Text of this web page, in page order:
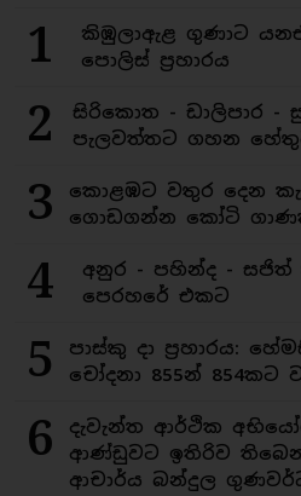
1
කිඹුලාඇළ ගුණාට
පොලිස් ප්‍රහාරය
2
සිරිකොත - ඩාලිපාර -
පැලවත්තට ගහන
3
කොළඹට වතුර දෙන
ගොඩගන්න කෝටි
4
අනුර - පහින්ද -
පෙරහරේ එකට
5
පාස්කු දා ප්‍රහාරය:
චෝදනා 855න්
6
දැවැන්ත ආර්ථික
ආණ්ඩුවට ඉතිරිව
ආචාර්ය බන්දුල